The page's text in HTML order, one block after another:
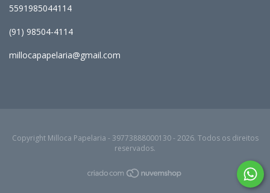
5591985044114
(91) 98504-4114
millocapapelaria@gmail.com
Copyright Milloca Papelaria - 39773888000130 - 2026. Todos os direitos
reservados.